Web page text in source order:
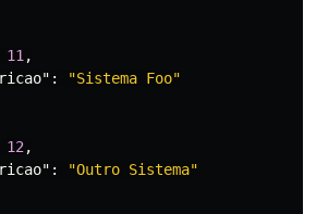
11 ,
:
"Sistema Foo"
12 ,
:
"Outro Sistema"